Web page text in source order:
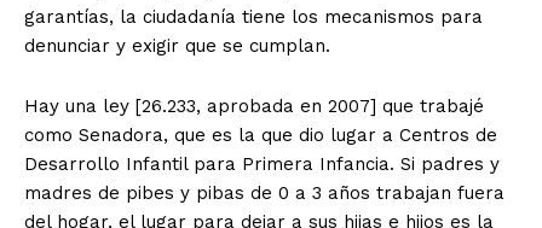
garantías, la ciudadanía tiene los mecanismos para
denunciar y exigir que se cumplan.
Hay una ley [26.233, aprobada en 2007] que trabajé
como Senadora, que es la que dio lugar a Centros de
Desarrollo Infantil para Primera Infancia. Si padres y
madres de pibes y pibas de 0 a 3 años trabajan fuera
del hogar, el lugar para dejar a sus hijas e hijos es la